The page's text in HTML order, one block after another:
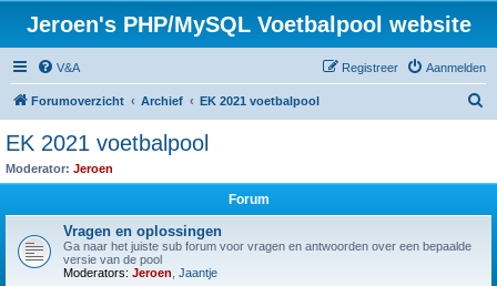
Jeroen's PHP/MySQL Voetbalpool website
V&A Aanmelden
Registreer
Forumoverzicht Archief EK 2021 voetbalpool
EK 2021 voetbalpool
Moderator: Jeroen
Forum
Vragen en oplossingen
Ga naar het juiste sub forum voor vragen en antwoorden over een bepaalde
versie van de pool
Moderators: Jeroen Jaantje